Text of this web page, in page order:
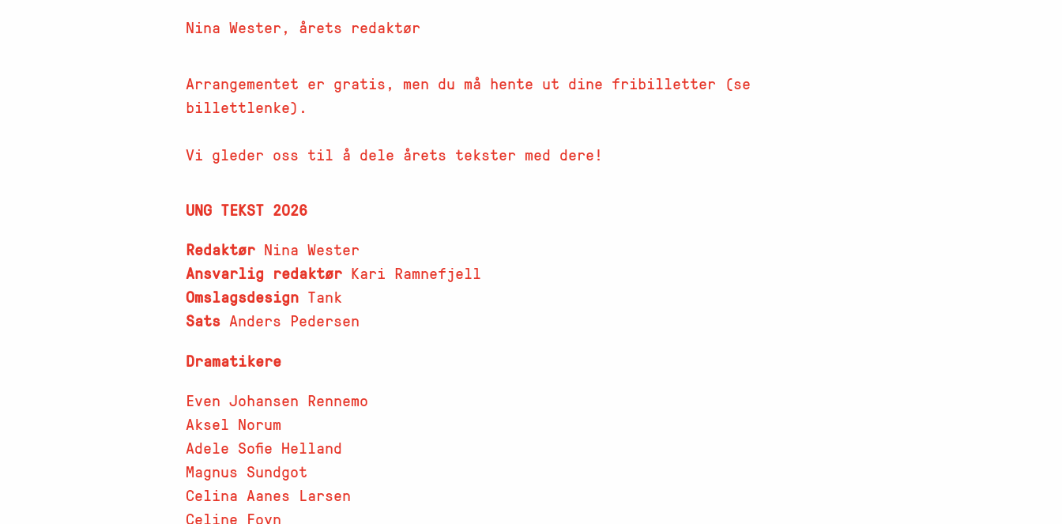
Nina Wester, årets redaktør
Arrangementet er gratis, men du må hente ut dine fribilletter (se
billettlenke).
Vi gleder oss til å dele årets tekster med dere!
UNG TEKST 2026
Redaktør Nina Wester
Ansvarlig redaktør Kari Ramnefjell
Omslagsdesign Tank
Sats Anders Pedersen
Dramatikere
Even Johansen Rennemo
Aksel Norum
Adele Sofie Helland
Magnus Sundgot
Celina Aanes Larsen
Celine Foyn